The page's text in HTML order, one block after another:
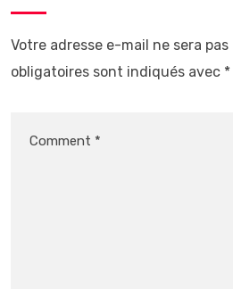
Votre adresse e-mail ne sera pas
obligatoires sont indiqués avec *